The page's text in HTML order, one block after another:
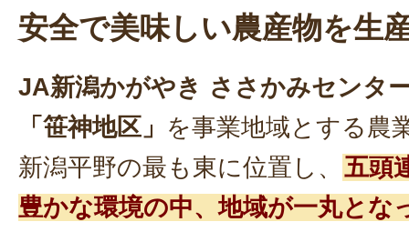
安全で美味しい農産物を生
JA新潟かがやき ささかみセンタ
「笹神地区」 を事業地域とする農
新潟平野の最も東に位置し、 五頭
豊かな環境の中、地域が一丸とな